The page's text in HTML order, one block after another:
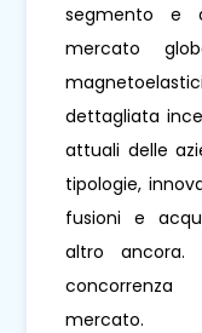
segmento e
mercato
dettagliata
attuali delle
tipologie,
fusioni e
altro ancora.
mercato.